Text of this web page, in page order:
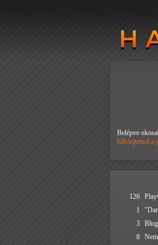
Belépve
Elfelejtetted a
126
1
3
8